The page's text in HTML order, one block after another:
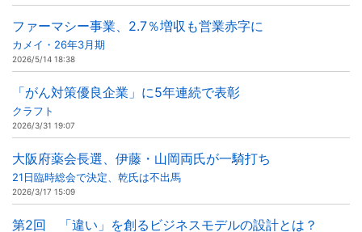
ファーマシー事業、2.7％増収も営業赤字に
カメイ・26年3月期
2026/5/14 18:38
「がん対策優良企業」に5年連続で表彰
クラフト
2026/3/31 19:07
大阪府薬会長選、伊藤・山岡両氏が一騎打ち
21日臨時総会で決定、乾氏は不出馬
2026/3/17 15:09
第2回 「違い」を創るビジネスモデルの設計とは？